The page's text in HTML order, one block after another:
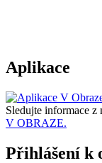
Aplikace
Sledujte informace z
V OBRAZE.
Přihlášení k